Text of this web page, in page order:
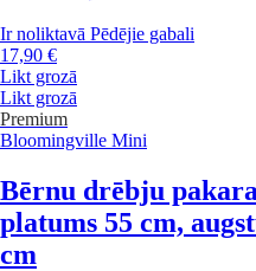
Ir noliktavā Pēdējie gabali
17,90 €
Likt grozā
Likt grozā
Premium
Bloomingville Mini
Bērnu drēbju
platums 55 cm,
cm